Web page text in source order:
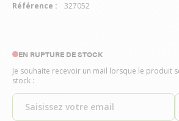
EN RUPTURE DE STOCK
Je souhaite recevoir un mail lorsque le produit
stock :
Référence :
327052